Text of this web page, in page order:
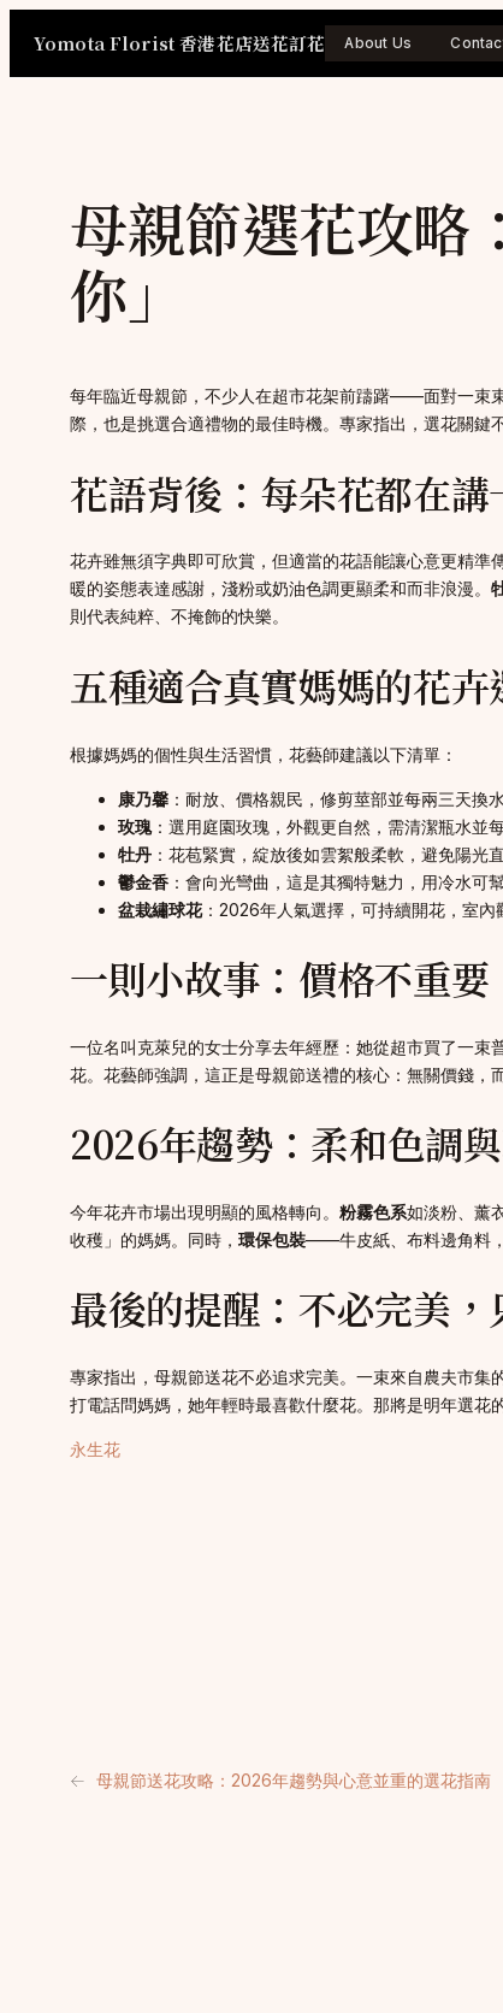
Yomota Florist 香港花店送花訂花 About Us
母親節選花攻略
你」
每年臨近母親節，不少人在超市花架前躊躇——面對一束
際，也是挑選合適禮物的最佳時機。專家指出，選花關鍵
花語背後：每朵花都在講
花卉雖無須字典即可欣賞，但適當的花語能讓心意更精準傳
暖的姿態表達感謝，淺粉或奶油色調更顯柔和而非浪漫。
則代表純粹、不掩飾的快樂。
五種適合真實媽媽的花卉
根據媽媽的個性與生活習慣，花藝師建議以下清單：
康乃馨 ：耐放、價格親民，修剪莖部並每兩三天換
玫瑰：選用庭園玫瑰，外觀更自然，需清潔瓶水並每
牡丹 ：花苞緊實，綻放後如雲絮般柔軟，避免陽光
鬱金香 ：會向光彎曲，這是其獨特魅力，用冷水可
盆栽繡球花：2026年人氣選擇，可持續開花，室內
一則小故事：價格不重
一位名叫克萊兒的女士分享去年經歷：她從超市買了一
花。花藝師強調，這正是母親節送禮的核心：無關價錢，
2026年趨勢：柔和色調
今年花卉市場出現明顯的風格轉向。 粉霧色系如淡粉、薰
收穫」的媽媽。同時， 環保包裝——牛皮紙、布料邊角料
最後的提醒：不必完美，
專家指出，母親節送花不必追求完美。一束來自農夫市
打電話問媽媽，她年輕時最喜歡什麼花。那將是明年選花
永生花
← 母親節送花攻略：2026年趨勢與心意並重的選花指南